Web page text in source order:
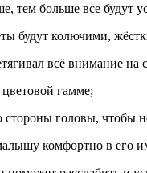
больше все будут
будут колючими,
всё внимание на
гамме;
головы, чтобы
комфортно в его